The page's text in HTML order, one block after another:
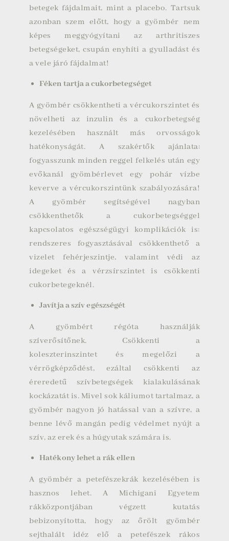
betegek fájdalmait, mint a placebo. Tartsuk
azonban szem előtt, hogy a gyömbér nem
képes meggyógyítani az arthritiszes
betegségeket, csupán enyhíti a gyulladást és
a vele járó fájdalmat!
Féken tartja a cukorbetegséget
A gyömbér csökkentheti a vércukorszintet és
növelheti az inzulin és a cukorbetegség
kezelésében használt más orvosságok
hatékonyságát. A szakértők ajánlata:
fogyasszunk minden reggel felkelés után egy
evőkanál gyömbérlevet egy pohár vízbe
keverve a vércukorszintünk szabályozására!
A gyömbér segítségével nagyban
csökkenthetők a cukorbetegséggel
kapcsolatos egészségügyi komplikációk is:
rendszeres fogyasztásával csökkenthető a
vizelet fehérjeszintje, valamint védi az
idegeket és a vérzsírszintet is csökkenti
cukorbetegeknél.
Javítja a szív egészségét
A gyömbért régóta használják
szíverősítőnek. Csökkenti a
koleszterinszintet és megelőzi a
vérrögképződést, ezáltal csökkenti az
éreredetű szívbetegségek kialakulásának
kockázatát is. Mivel sok káliumot tartalmaz, a
gyömbér nagyon jó hatással van a szívre, a
benne lévő mangán pedig védelmet nyújt a
szív, az erek és a húgyutak számára is.
Hatékony lehet a rák ellen
A gyömbér a petefészekrák kezelésében is
hasznos lehet. A Michigani Egyetem
rákközpontjában végzett kutatás
bebizonyította, hogy az őrölt gyömbér
sejthalált idéz elő a petefészek rákos